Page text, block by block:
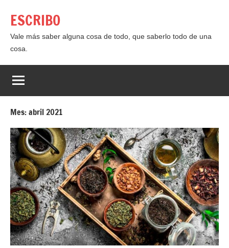
contenido
ESCRIBO
Vale más saber alguna cosa de todo, que saberlo todo de una
cosa.
Mes:abril 2021